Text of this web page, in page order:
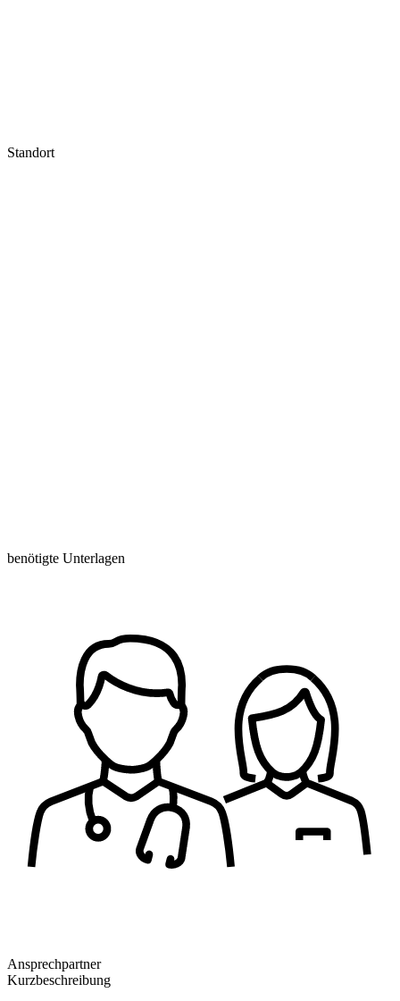
Standort
benötigte Unterlagen
Ansprechpartner
Kurzbeschreibung